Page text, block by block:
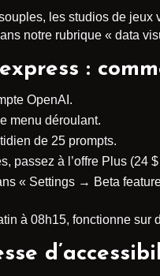
les studios de
notre rubrique « data
:
OpenAI.
menu déroulant.
de 25 prompts.
passez à l’offre Plus (24
« Settings → Beta
à 08h15, fonctionne sur